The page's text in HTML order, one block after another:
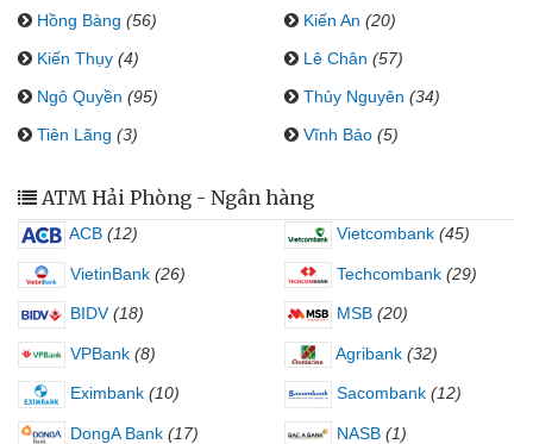
Hồng Bàng (56) Kiến An (20)
Kiến Thụy (4) Lê Chân (57)
Ngô Quyền (95) Thủy Nguyên (34)
Tiên Lãng (3) Vĩnh Bảo (5)
ATM Hải Phòng - Ngân hàng
ACB (12) Vietcombank (45)
VietinBank (26) Techcombank (29)
BIDV (18) MSB (20)
VPBank (8) Agribank (32)
Eximbank (10) Sacombank (12)
DongA Bank (17) NASB (1)